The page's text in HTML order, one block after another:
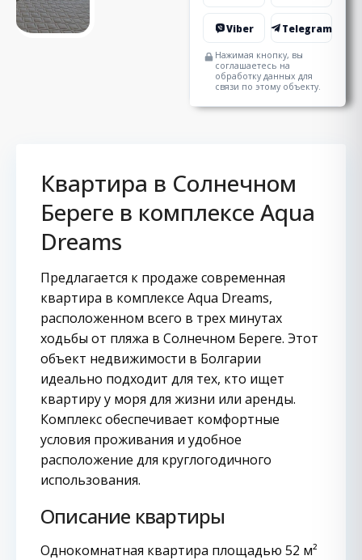
Viber Telegram
Нажимая кнопку, вы
соглашаетесь на
обработку данных для
связи по этому объекту.
Квартира в Солнечном
Береге в комплексе Aqua
Dreams
Предлагается к продаже современная
квартира в комплексе Aqua Dreams,
расположенном всего в трех минутах
ходьбы от пляжа в Солнечном Береге. Этот
объект недвижимости в Болгарии
идеально подходит для тех, кто ищет
квартиру у моря для жизни или аренды.
Комплекс обеспечивает комфортные
условия проживания и удобное
расположение для круглогодичного
использования.
Описание квартиры
Однокомнатная квартира площадью 52 м²